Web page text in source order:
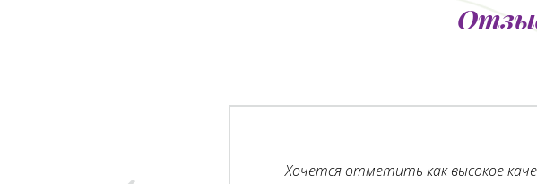
Хочется отметить как высокое